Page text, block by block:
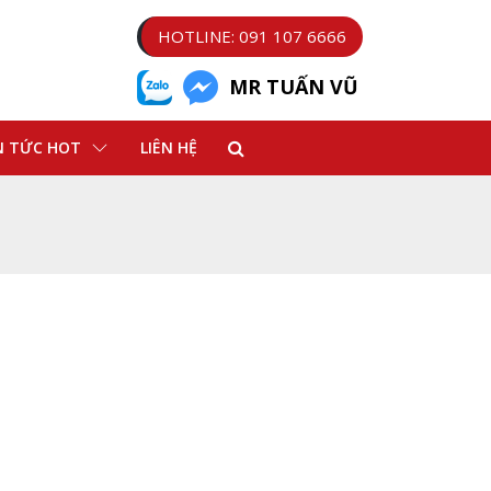
HOTLINE: 091 107 6666
MR TUẤN VŨ
TỨC HOT LIÊN HỆ